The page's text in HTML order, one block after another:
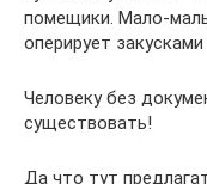
помещики. Мало-
оперирует
Человеку без
существовать!
Да что тут